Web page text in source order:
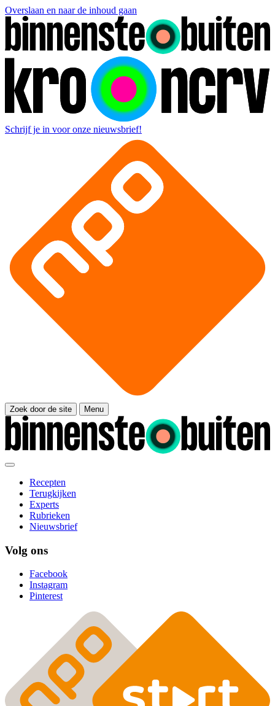
Overslaan en naar de inhoud gaan
Schrijf je in voor onze nieuwsbrief!
Zoek door de site Menu
Recepten
Terugkijken
Experts
Rubrieken
Nieuwsbrief
Volg ons
Facebook
Instagram
Pinterest